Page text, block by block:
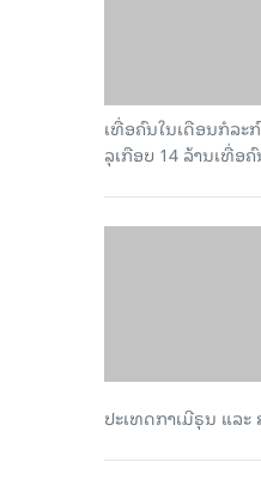
ເທື່ອ​ຄົນ​ໃນ​ເດືອນ​ກໍ​ລະ​
ລຸ​ເກືອບ 14 ລ້ານ​ເທື່ອ​
ປະເທດກາເ​ມີຣຸນ ແລ